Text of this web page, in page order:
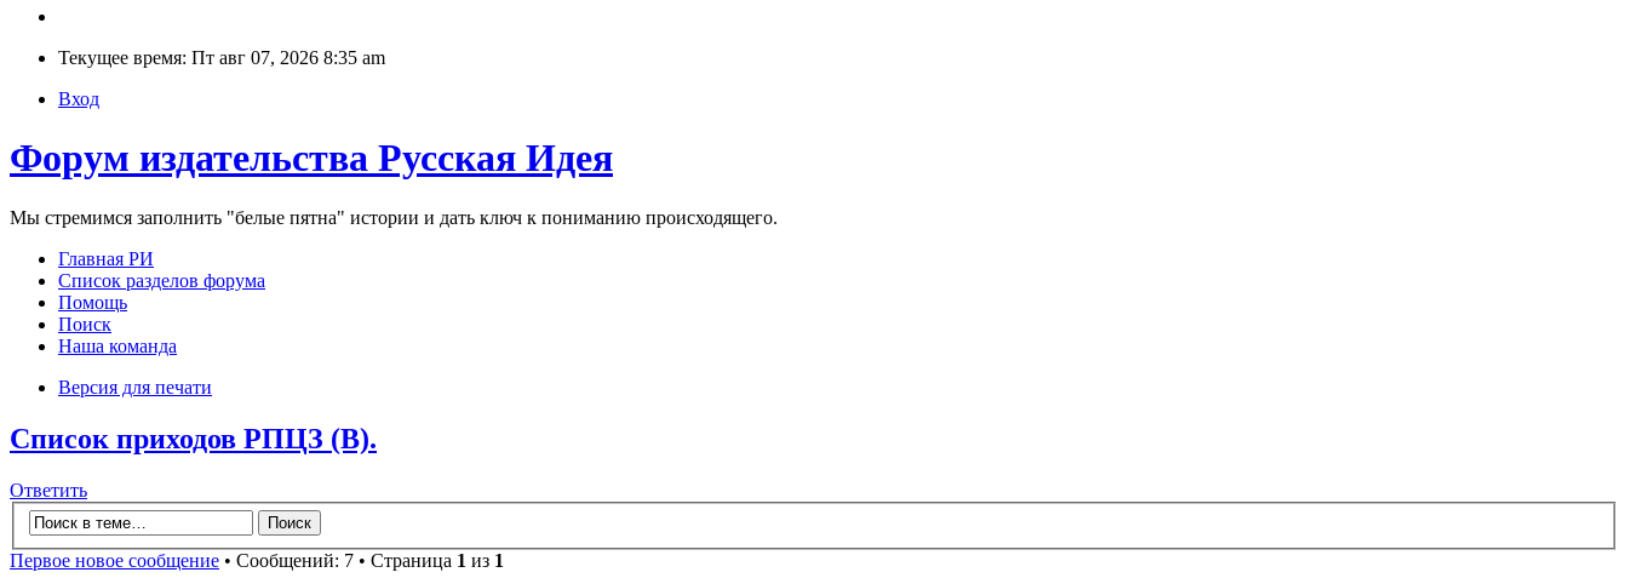
Текущее время: Пт авг 07, 2026 8:35 am
Вход
Форум издательства Русская Идея
Мы стремимся заполнить "белые пятна" истории и дать ключ к пониманию происходящего.
Главная РИ
Список разделов форума
Помощь
Поиск
Наша команда
Версия для печати
Список приходов РПЦЗ (В).
Ответить
Первое новое сообщение • Сообщений: 7 • Страница 1 из 1